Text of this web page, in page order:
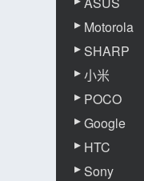
Motorola
SHARP
小米
POCO
Google
HTC
Sony